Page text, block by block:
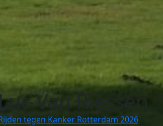
Van Riessen
tegen Kanker Rotterdam 2026